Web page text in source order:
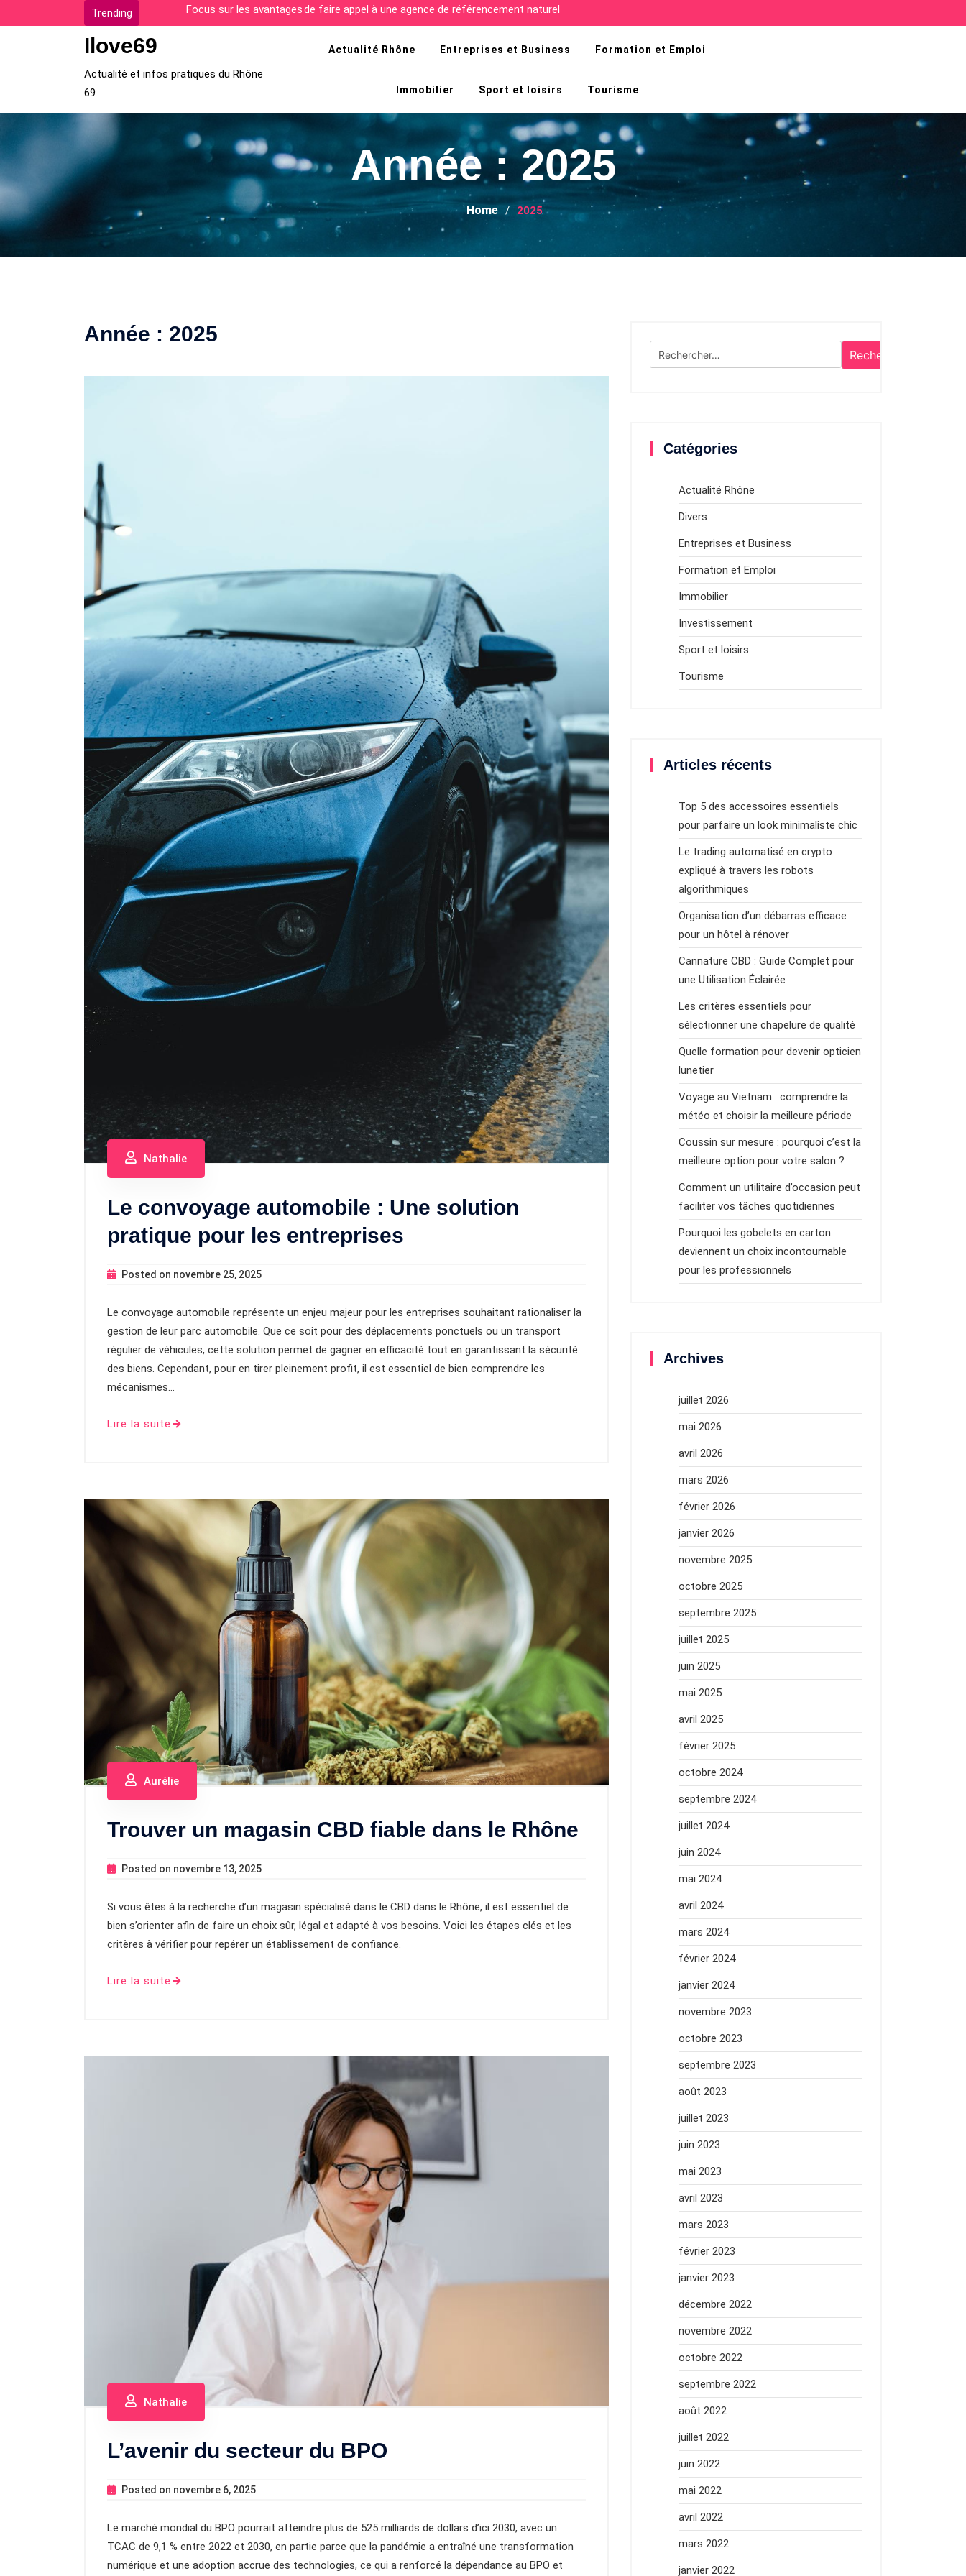
to
Trending Comment surmonter les difficultés de la recherche d’emploi en Afrique ?
Ilove69
Actualité et infos pratiques du Rhône
69
Actualité Rhône Entreprises et Business Formation et Emploi
Immobilier Sport et loisirs Tourisme
Année :2025
Home 2025
Année : 2025
Nathalie
Le convoyage automobile : Une solution
pratique pour les entreprises
Posted on novembre 25, 2025
Le convoyage automobile représente un enjeu majeur pour les entreprises souhaitant rationaliser la
gestion de leur parc automobile. Que ce soit pour des déplacements ponctuels ou un transport
régulier de véhicules, cette solution permet de gagner en efficacité tout en garantissant la sécurité
des biens. Cependant, pour en tirer pleinement profit, il est essentiel de bien comprendre les
mécanismes…
Lire la suite
Aurélie
Trouver un magasin CBD fiable dans le Rhône
Posted on novembre 13, 2025
Si vous êtes à la recherche d’un magasin spécialisé dans le CBD dans le Rhône, il est essentiel de
bien s’orienter afin de faire un choix sûr, légal et adapté à vos besoins. Voici les étapes clés et les
critères à vérifier pour repérer un établissement de confiance.
Lire la suite
Nathalie
L’avenir du secteur du BPO
Posted on novembre 6, 2025
Le marché mondial du BPO pourrait atteindre plus de 525 milliards de dollars d’ici 2030, avec un
TCAC de 9,1 % entre 2022 et 2030, en partie parce que la pandémie a entraîné une transformation
numérique et une adoption accrue des technologies, ce qui a renforcé la dépendance au BPO et
Rechercher :
Catégories
Actualité Rhône
Divers
Entreprises et Business
Formation et Emploi
Immobilier
Investissement
Sport et loisirs
Tourisme
Articles récents
Top 5 des accessoires essentiels
pour parfaire un look minimaliste chic
Le trading automatisé en crypto
expliqué à travers les robots
algorithmiques
Organisation d’un débarras efficace
pour un hôtel à rénover
Cannature CBD : Guide Complet pour
une Utilisation Éclairée
Les critères essentiels pour
sélectionner une chapelure de qualité
Quelle formation pour devenir opticien
lunetier
Voyage au Vietnam : comprendre la
météo et choisir la meilleure période
Coussin sur mesure : pourquoi c’est la
meilleure option pour votre salon ?
Comment un utilitaire d’occasion peut
faciliter vos tâches quotidiennes
Pourquoi les gobelets en carton
deviennent un choix incontournable
pour les professionnels
Archives
juillet 2026
mai 2026
avril 2026
mars 2026
février 2026
janvier 2026
novembre 2025
octobre 2025
septembre 2025
juillet 2025
juin 2025
mai 2025
avril 2025
février 2025
octobre 2024
septembre 2024
juillet 2024
juin 2024
mai 2024
avril 2024
mars 2024
février 2024
janvier 2024
novembre 2023
octobre 2023
septembre 2023
août 2023
juillet 2023
juin 2023
mai 2023
avril 2023
mars 2023
février 2023
janvier 2023
décembre 2022
novembre 2022
octobre 2022
septembre 2022
août 2022
juillet 2022
juin 2022
mai 2022
avril 2022
mars 2022
janvier 2022